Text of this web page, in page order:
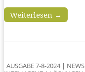
Weiterlesen →
AUSGABE 7-8-2024| NEWS